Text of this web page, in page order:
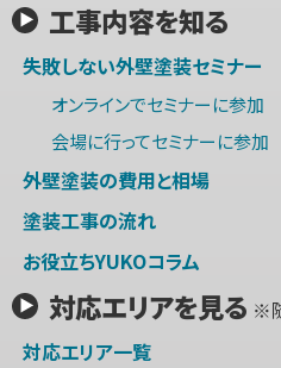
工事内容を知る
失敗しない外壁塗装セミナー
オンラインでセミナーに参加
会場に行ってセミナーに参加
外壁塗装の費用と相場
塗装工事の流れ
お役立ちYUKOコラム
対応エリアを見る ※
対応エリア一覧